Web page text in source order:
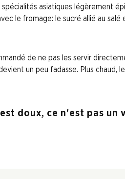
asiatiques légèrement
le fromage: le sucré allié au salé
de ne pas les servir
un peu fadasse. Plus chaud,
doux, ce n'est pas un